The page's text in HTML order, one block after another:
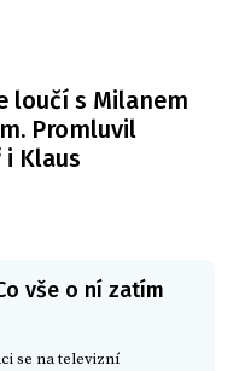
loučí s Milanem
Promluvil
Klaus
vše o ní zatím
se na televizní